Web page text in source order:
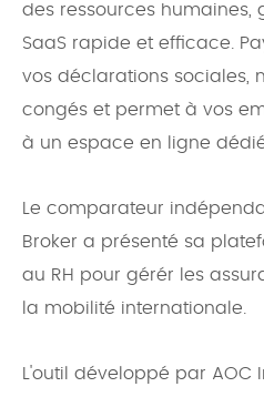
des ressources humaines,
SaaS rapide et efficace.
vos déclarations sociales,
congés et permet à vos
à un espace en ligne
Le comparateur
Broker a présenté sa
au RH pour gérér les
la mobilité internationale.
L'outil développé par AOC